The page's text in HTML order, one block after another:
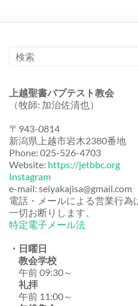
上越聖書バプテスト教会
（牧師: 加治佐清也）
〒943-0814
新潟県上越市岩木2380番地
Phone: 025-526-4703
Website: https://jetbbc.org
Instagram
e-mail: seiyakajisa@gmail.com
電話・メールによる営業行為
一切お断りします。
特定電子メール法
・日曜日
教会学校
午前 09:30～
礼拝
午前 11:00～